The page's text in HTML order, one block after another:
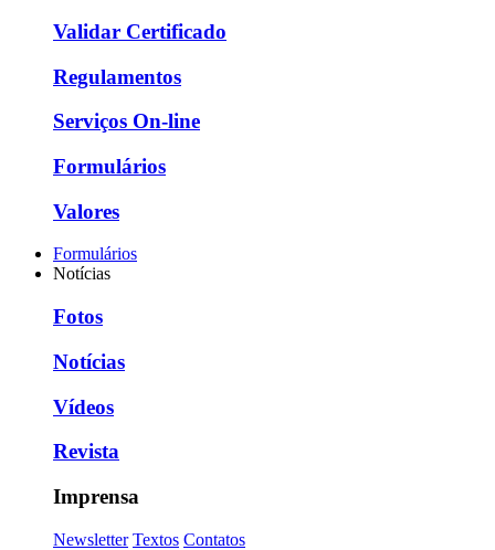
Validar Certificado
Regulamentos
Serviços On-line
Formulários
Valores
Formulários
Notícias
Fotos
Notícias
Vídeos
Revista
Imprensa
Newsletter Textos Contatos